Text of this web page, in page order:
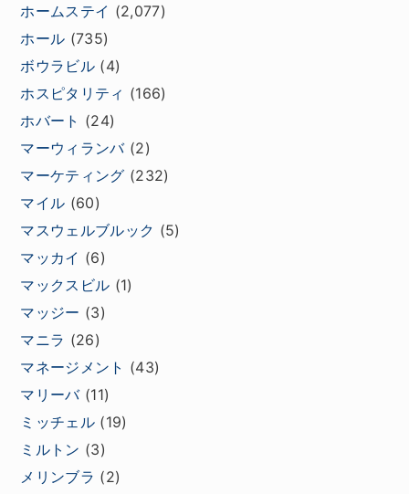
ホームステイ (2,077)
ホール (735)
ボウラビル (4)
ホスピタリティ (166)
ホバート (24)
マーウィランバ(2)
マーケティング (232)
マイル (60)
マスウェルブルック (5)
マッカイ (6)
マックスビル (1)
マッジー (3)
マニラ (26)
マネージメント (43)
マリーバ(11)
ミッチェル (19)
ミルトン (3)
メリンブラ (2)